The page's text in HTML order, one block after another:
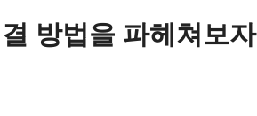
방법을 파헤쳐보자